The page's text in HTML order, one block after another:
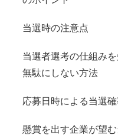
当選時の注意点
当選者選考の仕組み
無駄にしない方法
応募日時による当選
懸賞を出す企業が望